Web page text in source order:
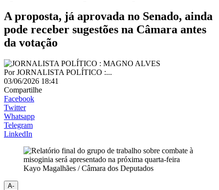
A proposta, já aprovada no Senado, ainda
pode receber sugestões na Câmara antes
da votação
PorJORNALISTA POLÍTICO :...
03/06/2026 18:41
Compartilhe
Facebook
Twitter
Whatsapp
Telegram
LinkedIn
Kayo Magalhães / Câmara dos Deputados
A-